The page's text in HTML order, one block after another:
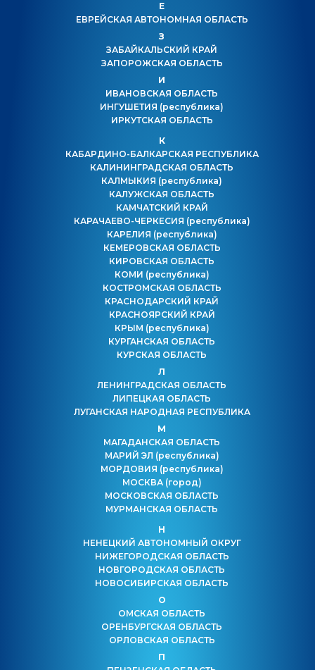
Е
ЕВРЕЙСКАЯ АВТОНОМНАЯ ОБЛАСТЬ
З
ЗАБАЙКАЛЬСКИЙ КРАЙ
ЗАПОРОЖСКАЯ ОБЛАСТЬ
И
ИВАНОВСКАЯ ОБЛАСТЬ
ИНГУШЕТИЯ (республика)
ИРКУТСКАЯ ОБЛАСТЬ
К
КАБАРДИНО-БАЛКАРСКАЯ РЕСПУБЛИКА
КАЛИНИНГРАДСКАЯ ОБЛАСТЬ
КАЛМЫКИЯ (республика)
КАЛУЖСКАЯ ОБЛАСТЬ
КАМЧАТСКИЙ КРАЙ
КАРАЧАЕВО-ЧЕРКЕСИЯ (республика)
КАРЕЛИЯ (республика)
КЕМЕРОВСКАЯ ОБЛАСТЬ
КИРОВСКАЯ ОБЛАСТЬ
КОМИ (республика)
КОСТРОМСКАЯ ОБЛАСТЬ
КРАСНОДАРСКИЙ КРАЙ
КРАСНОЯРСКИЙ КРАЙ
КРЫМ (республика)
КУРГАНСКАЯ ОБЛАСТЬ
КУРСКАЯ ОБЛАСТЬ
Л
ЛЕНИНГРАДСКАЯ ОБЛАСТЬ
ЛИПЕЦКАЯ ОБЛАСТЬ
ЛУГАНСКАЯ НАРОДНАЯ РЕСПУБЛИКА
М
МАГАДАНСКАЯ ОБЛАСТЬ
МАРИЙ ЭЛ (республика)
МОРДОВИЯ (республика)
МОСКВА (город)
МОСКОВСКАЯ ОБЛАСТЬ
МУРМАНСКАЯ ОБЛАСТЬ
Н
НЕНЕЦКИЙ АВТОНОМНЫЙ ОКРУГ
НИЖЕГОРОДСКАЯ ОБЛАСТЬ
НОВГОРОДСКАЯ ОБЛАСТЬ
НОВОСИБИРСКАЯ ОБЛАСТЬ
О
ОМСКАЯ ОБЛАСТЬ
ОРЕНБУРГСКАЯ ОБЛАСТЬ
ОРЛОВСКАЯ ОБЛАСТЬ
П